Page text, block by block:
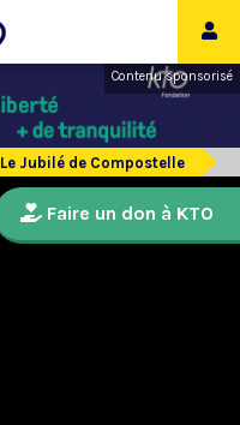
Contenu sponsorisé
Le Jubilé de Compostelle
Faire un don à KTO